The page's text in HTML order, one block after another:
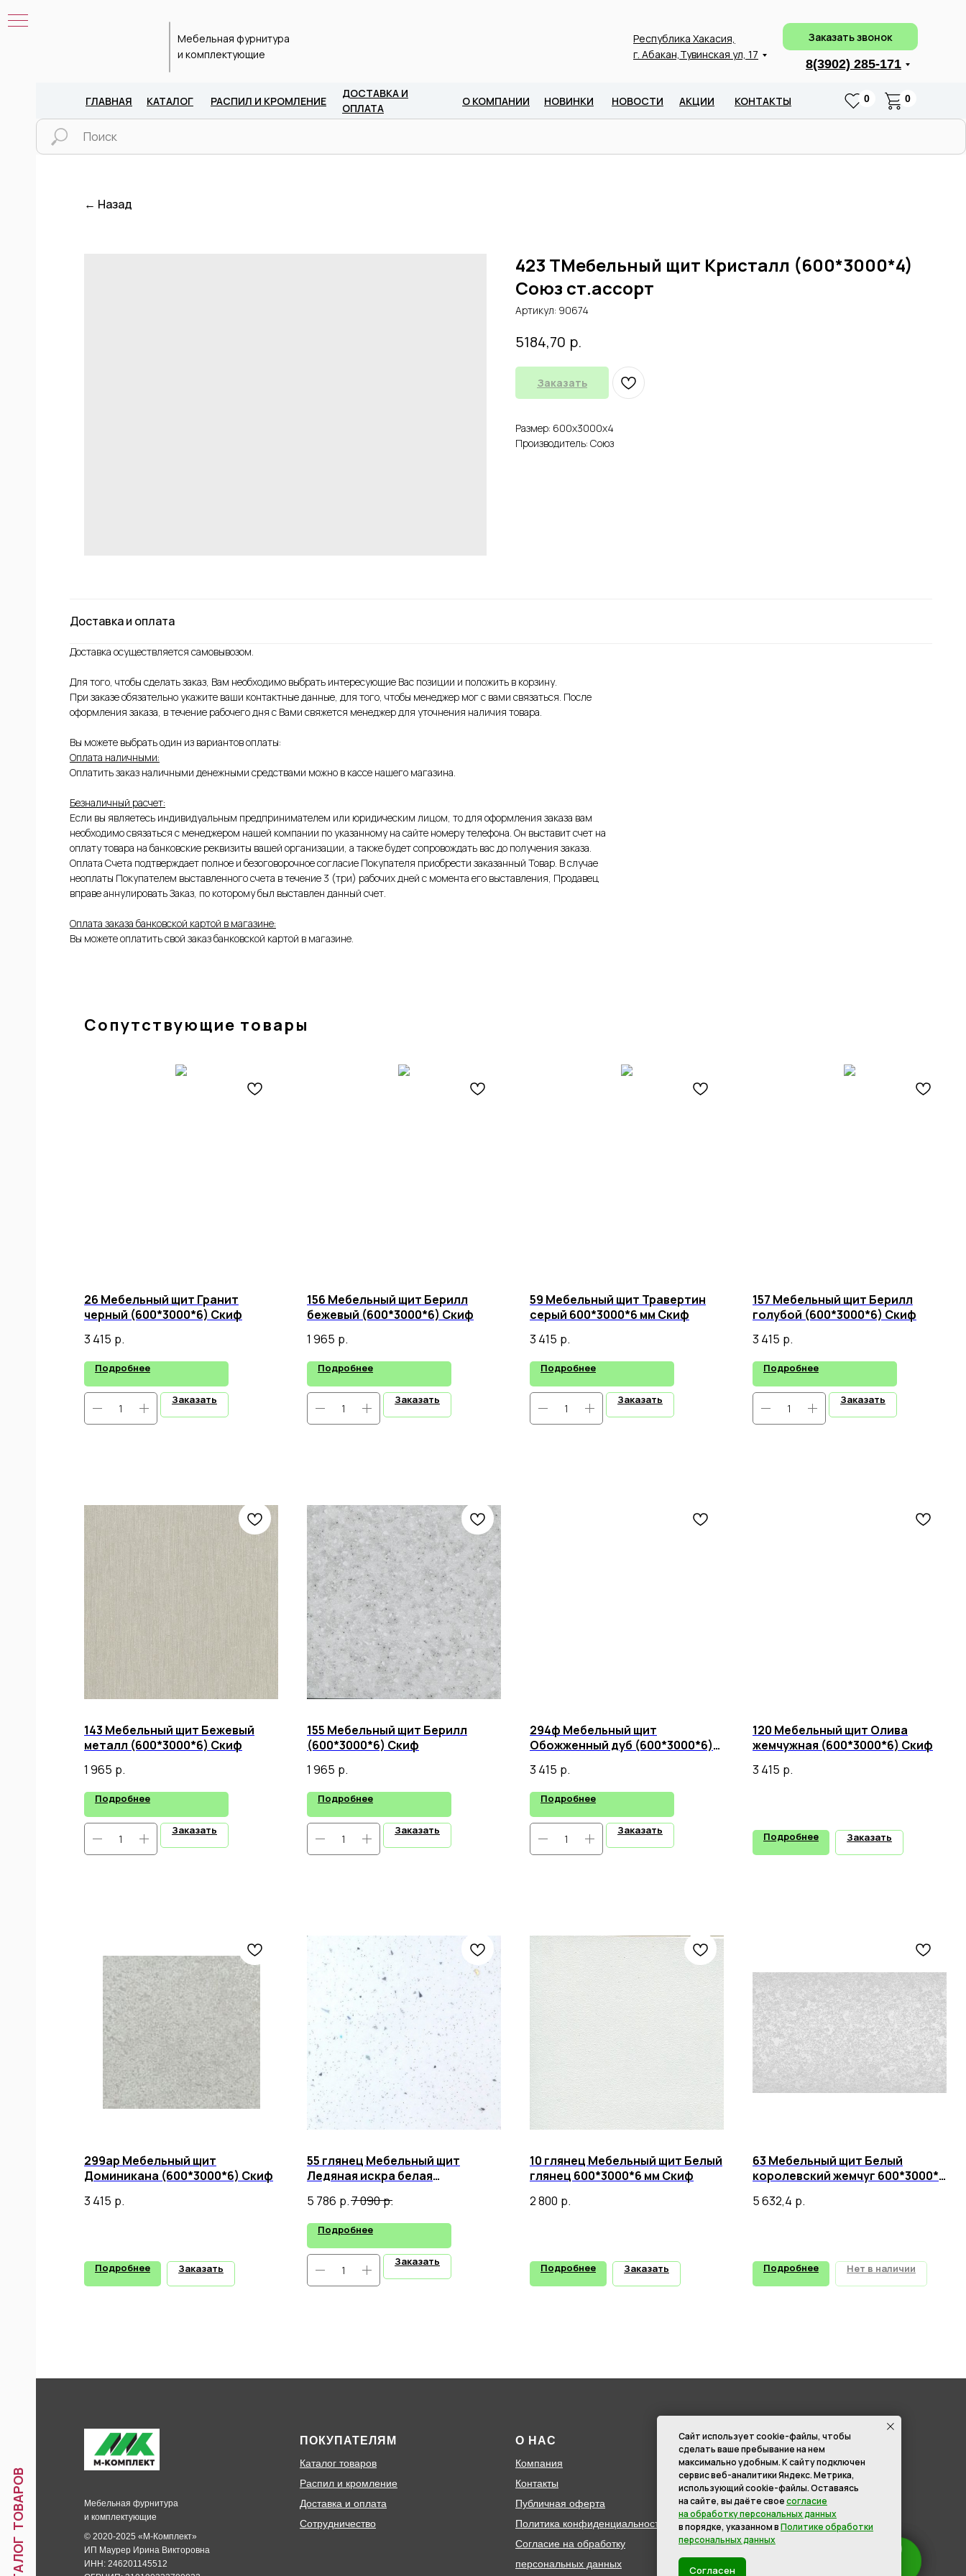
Республика Хакасия,
г. Абакан,Тувинская ул, 17
8(3902) 285-171
Заказать звонок
Мебельная фурнитура
и комплектующие
0
0
ГЛАВНАЯ КАТАЛОГ РАСПИЛ И КРОМЛЕНИЕ
ДОСТАВКА И
ОПЛАТА
О КОМПАНИИ АКЦИИ
НОВОСТИ
НОВИНКИ КОНТАКТЫ
КАТАЛОГ ТОВАРОВ
← Назад
423 ТМебельный щит Кристалл (600*3000*4)
Союз ст.ассорт
Артикул: 90674
5184,70 р.
Заказать
Размер: 600х3000х4
Производитель: Союз
Доставка и оплата
Доставка осуществляется самовывозом.
Для того, чтобы сделать заказ, Вам необходимо выбрать интересующие Вас позиции и положить в корзину.
При заказе обязательно укажите ваши контактные данные, для того, чтобы менеджер мог с вами связаться. После
оформления заказа, в течение рабочего дня с Вами свяжется менеджер для уточнения наличия товара.
Вы можете выбрать один из вариантов оплаты:
Оплата наличными:
Оплатить заказ наличными денежными средствами можно в кассе нашего магазина.
Безналичный расчет:
Если вы являетесь индивидуальным предпринимателем или юридическим лицом, то для оформления заказа вам
необходимо связаться с менеджером нашей компании по указанному на сайте номеру телефона. Он выставит счет на
оплату товара на банковские реквизиты вашей организации, а также будет сопровождать вас до получения заказа.
Оплата Счета подтверждает полное и безоговорочное согласие Покупателя приобрести заказанный Товар. В случае
неоплаты Покупателем выставленного счета в течение 3 (три) рабочих дней с момента его выставления, Продавец
вправе аннулировать Заказ, по которому был выставлен данный счет.
Оплата заказа банковской картой в магазине:
Вы можете оплатить свой заказ банковской картой в магазине.
Сопутствующие товары
26 Мебельный щит Гранит
черный (600*3000*6) Скиф
3 415 р.
Подробнее
Заказать
156 Мебельный щит Берилл
бежевый (600*3000*6) Скиф
1 965 р.
Подробнее
Заказать
59 Мебельный щит Травертин
серый 600*3000*6 мм Скиф
3 415 р.
Подробнее
Заказать
157 Мебельный щит Берилл
голубой (600*3000*6) Скиф
3 415 р.
Подробнее
Заказать
143 Мебельный щит Бежевый
металл (600*3000*6) Скиф
1 965 р.
Подробнее
Заказать
155 Мебельный щит Берилл
(600*3000*6) Скиф
1 965 р.
Подробнее
Заказать
294ф Мебельный щит
Обожженный дуб (600*3000*6)
3 415 р.
Подробнее
Заказать
120 Мебельный щит Олива
жемчужная (600*3000*6) Скиф
3 415 р.
Подробнее Заказать
299ар Мебельный щит
Доминикана (600*3000*6) Скиф
3 415 р.
Подробнее Заказать
55 глянец Мебельный щит
Ледяная искра белая
5 786 р.7 090р.
Подробнее
Заказать
10 глянец Мебельный щит Белый
глянец 600*3000*6 мм Скиф
2 800 р.
Подробнее Заказать
63 Мебельный щит Белый
королевский жемчуг 600*3000*6
5 632,4 р.
Подробнее Нет в наличии
ПОКУПАТЕЛЯМ
Каталог товаров
Распил и кромление
Доставка и оплата
Сотрудничество
О НАС
Компания
Контакты
Публичная оферта
Политика конфиденциальности
Согласие на обработку
персональных данных
КОНТАКТЫ
г. Абакан, ул. Тувинская, 17 А / 1.
г. Черногорск , ул. Мира 012А
8 (3902) 285-171
8 (908) 326-24-00
8 (902) 467-09-70
hmk19@mail.ru
© 2020-2025 «М-Комплект»
ИП Маурер Ирина Викторовна
ИНН: 246201145512
Мебельная фурнитура
и комплектующие
Сайт использует cookie-файлы, чтобы
сделать ваше пребывание на нем
максимально удобным. К cайту подключен
сервис веб-аналитики Яндекс. Метрика,
использующий cookie-файлы. Оставаясь
на сайте, вы даёте своесогласие
на обработку персональных данных
в порядке, указанном вПолитике обработки
персональных данных
Согласен